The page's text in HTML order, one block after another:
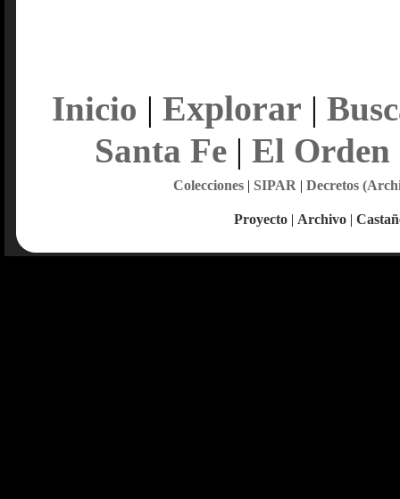
Inicio | Explorar |
Santa Fe| El Orden
Colecciones| SIPAR | Decretos
Proyecto | Archivo |